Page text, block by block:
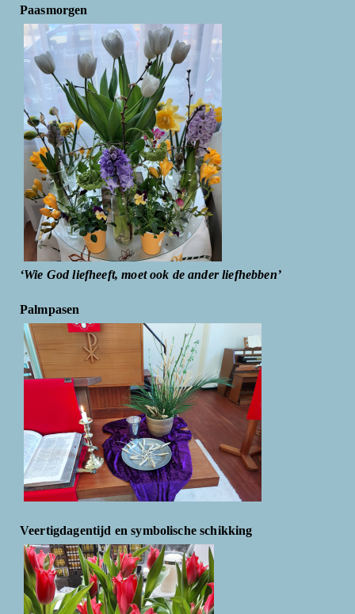
Paasmorgen
‘Wie God liefheeft, moet ook de ander liefhebben’
Palmpasen
Veertigdagentijd en symbolische schikking